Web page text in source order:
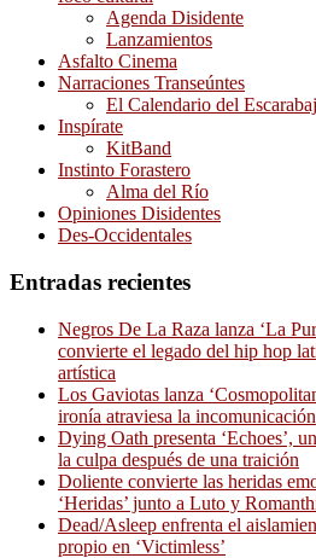
Agenda Disidente
Lanzamientos
Asfalto Cinema
Narraciones Transeúntes
El Calendario del
Inspírate
KitBand
Instinto Forastero
Alma del Río
Opiniones Disidentes
Des-Occidentales
Entradas recientes
Negros De La Raza lanza ‘La
convierte el legado del hip hop
artística
Los Gaviotas lanza
ironía atraviesa la incomunicación
Dying Oath presenta ‘Echoes’,
la culpa después de una traición
Doliente convierte las heridas
‘Heridas’ junto a Luto y
Dead/Asleep enfrenta el
propio en ‘Victimless’